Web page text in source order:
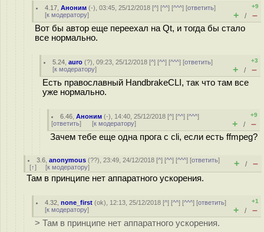
4.17 ,Аноним (-), 03:45, 25/12/2018 [^] [^^] [^^^] [ответить]
[к модератору]
+9
+ / –
Вот бы автор еще переехал на Qt, и тогда бы стало
все нормально.
5.24 ,auro (?), 09:23, 25/12/2018 [^] [^^] [^^^] [ответить]
[к модератору]
+3
+ / –
Есть православный HandbrakeCLI, так что там все
уже нормально.
6.46 ,Аноним (-), 14:40, 25/12/2018 [^] [^^] [^^^]
[ответить] [к модератору]
+9
+ / –
Зачем тебе еще одна прога с cli, если есть ffmpeg?
3.6 ,anonymous (??), 23:49, 24/12/2018 [^] [^^] [^^^] [ответить]
[↑] [к модератору] + / –
Там в принципе нет аппаратного ускорения.
4.32 ,none_first (ok), 12:13, 25/12/2018 [^] [^^] [^^^] [ответить]
[к модератору]
+1
+ / –
> Там в принципе нет аппаратного ускорения.